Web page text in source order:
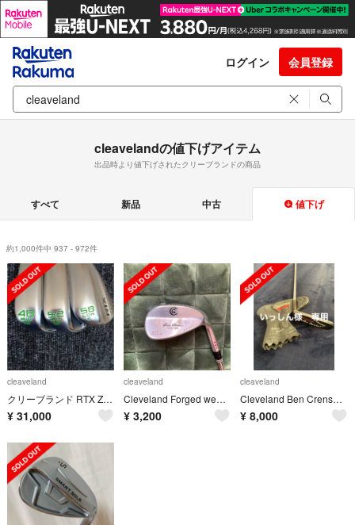
ログイン 会員登録
cleavelandの値下げアイテム
出品時より値下げされたクリーブランドの商品
すべて 新品 中古 値下げ
約1,000件中 937 - 972件
cleaveland
クリーブランド RTX ZIPCORE 48/52/58
¥ 31,000
cleaveland
Cleveland Forged wedge 52°
¥ 3,200
cleaveland
Cleveland Ben Crenshaw L字パター
¥ 8,000